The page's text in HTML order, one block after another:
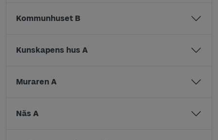
Kommunhuset B
Kunskapens hus A
Muraren A
Näs A